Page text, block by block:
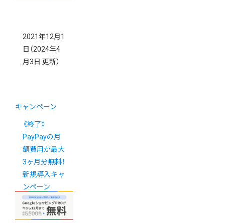
2021年12月1
日 （2024年4
月3日 更新）
キャンペーン
《終了》
PayPayの月
額費用が最大
3ヶ月分無料！
新規導入キャ
ンペーン